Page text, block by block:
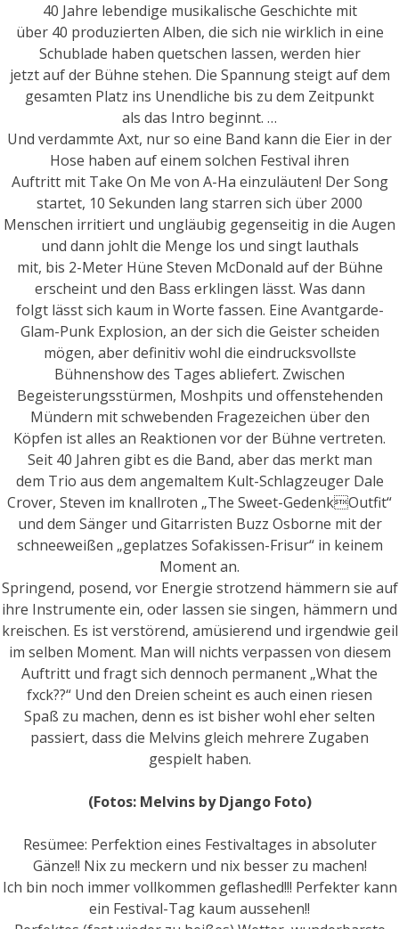
40 Jahre lebendige musikalische Geschichte mit
über 40 produzierten Alben, die sich nie wirklich in eine
Schublade haben quetschen lassen, werden hier
jetzt auf der Bühne stehen. Die Spannung steigt auf dem
gesamten Platz ins Unendliche bis zu dem Zeitpunkt
als das Intro beginnt. …
Und verdammte Axt, nur so eine Band kann die Eier in der
Hose haben auf einem solchen Festival ihren
Auftritt mit Take On Me von A-Ha einzuläuten! Der Song
startet, 10 Sekunden lang starren sich über 2000
Menschen irritiert und ungläubig gegenseitig in die Augen
und dann johlt die Menge los und singt lauthals
mit, bis 2-Meter Hüne Steven McDonald auf der Bühne
erscheint und den Bass erklingen lässt. Was dann
folgt lässt sich kaum in Worte fassen. Eine Avantgarde-
Glam-Punk Explosion, an der sich die Geister scheiden
mögen, aber definitiv wohl die eindrucksvollste
Bühnenshow des Tages abliefert. Zwischen
Begeisterungsstürmen, Moshpits und offenstehenden
Mündern mit schwebenden Fragezeichen über den
Köpfen ist alles an Reaktionen vor der Bühne vertreten.
Seit 40 Jahren gibt es die Band, aber das merkt man
dem Trio aus dem angemaltem Kult-Schlagzeuger Dale
Crover, Steven im knallroten „The Sweet-GedenkOutfit“
und dem Sänger und Gitarristen Buzz Osborne mit der
schneeweißen „geplatzes Sofakissen-Frisur“ in keinem
Moment an.
Springend, posend, vor Energie strotzend hämmern sie auf
ihre Instrumente ein, oder lassen sie singen, hämmern und
kreischen. Es ist verstörend, amüsierend und irgendwie geil
im selben Moment. Man will nichts verpassen von diesem
Auftritt und fragt sich dennoch permanent „What the
fxck??“ Und den Dreien scheint es auch einen riesen
Spaß zu machen, denn es ist bisher wohl eher selten
passiert, dass die Melvins gleich mehrere Zugaben
gespielt haben.
(Fotos: Melvins by Django Foto)
Resümee: Perfektion eines Festivaltages in absoluter
Gänze!! Nix zu meckern und nix besser zu machen!
Ich bin noch immer vollkommen geflashed!!! Perfekter kann
ein Festival-Tag kaum aussehen!!